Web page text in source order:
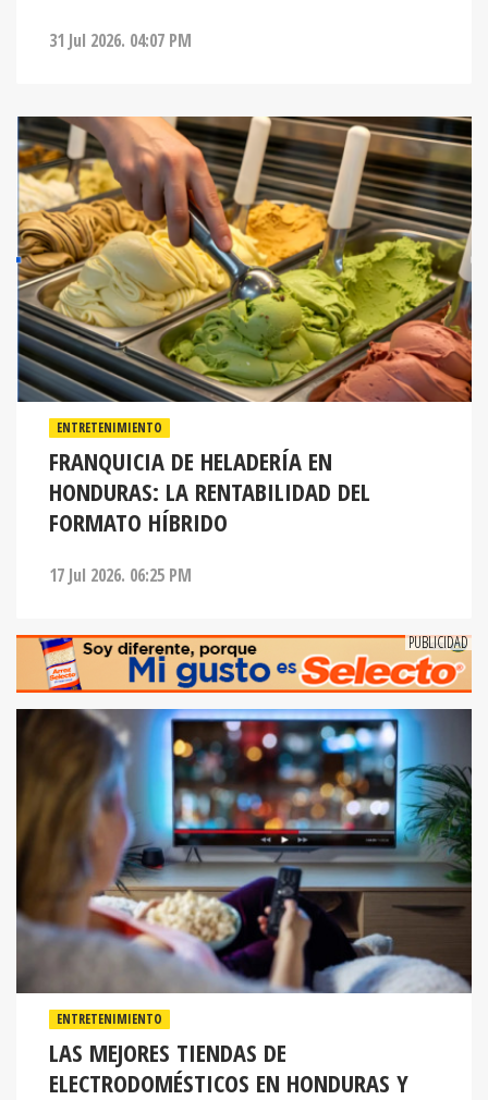
31 Jul 2026. 04:07 PM
ENTRETENIMIENTO
FRANQUICIA DE HELADERÍA EN
HONDURAS: LA RENTABILIDAD DEL
FORMATO HÍBRIDO
17 Jul 2026. 06:25 PM
LAS MEJORES TIENDAS DE
ELECTRODOMÉSTICOS EN HONDURAS Y
CÓMO COMPRARLOS A CRÉDITO